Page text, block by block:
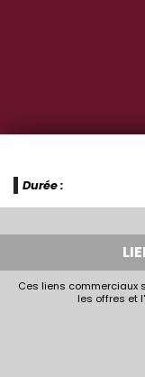
Durée :
Ces liens commerciaux
les offres et